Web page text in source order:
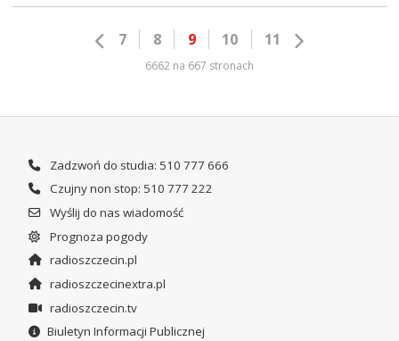
7 8 9 10 11
6662 na 667 stronach
Zadzwoń do studia: 510 777 666
Czujny non stop: 510 777 222
Wyślij do nas wiadomość
Prognoza pogody
radioszczecin.pl
radioszczecinextra.pl
radioszczecin.tv
Biuletyn Informacji Publicznej